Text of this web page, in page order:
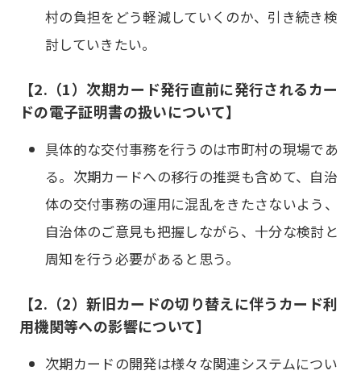
村の負担をどう軽減していくのか、引き続き検
討していきたい。
【2.（1）次期カード発行直前に発行されるカー
ドの電子証明書の扱いについて】
具体的な交付事務を行うのは市町村の現場であ
る。次期カードへの移行の推奨も含めて、自治
体の交付事務の運用に混乱をきたさないよう、
自治体のご意見も把握しながら、十分な検討と
周知を行う必要があると思う。
【2.（2）新旧カードの切り替えに伴うカード利
用機関等への影響について】
次期カードの開発は様々な関連システムについ